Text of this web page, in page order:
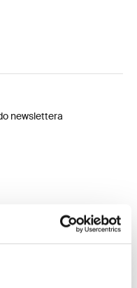
Aluminum/Black
newslettera
pójść na spacer
szybko i łatwo